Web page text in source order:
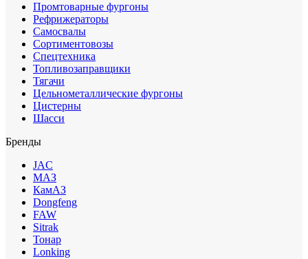
Промтоварные фургоны
Рефрижераторы
Самосвалы
Сортиментовозы
Спецтехника
Топливозаправщики
Тягачи
Цельнометаллические фургоны
Цистерны
Шасси
Бренды
JAC
МАЗ
КамАЗ
Dongfeng
FAW
Sitrak
Тонар
Lonking